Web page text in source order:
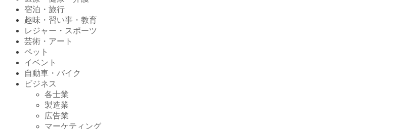
宿泊・旅行
趣味・習い事・教育
レジャー・スポーツ
芸術・アート
ペット
イベント
自動車・バイク
ビジネス
各士業
製造業
広告業
マーケティング